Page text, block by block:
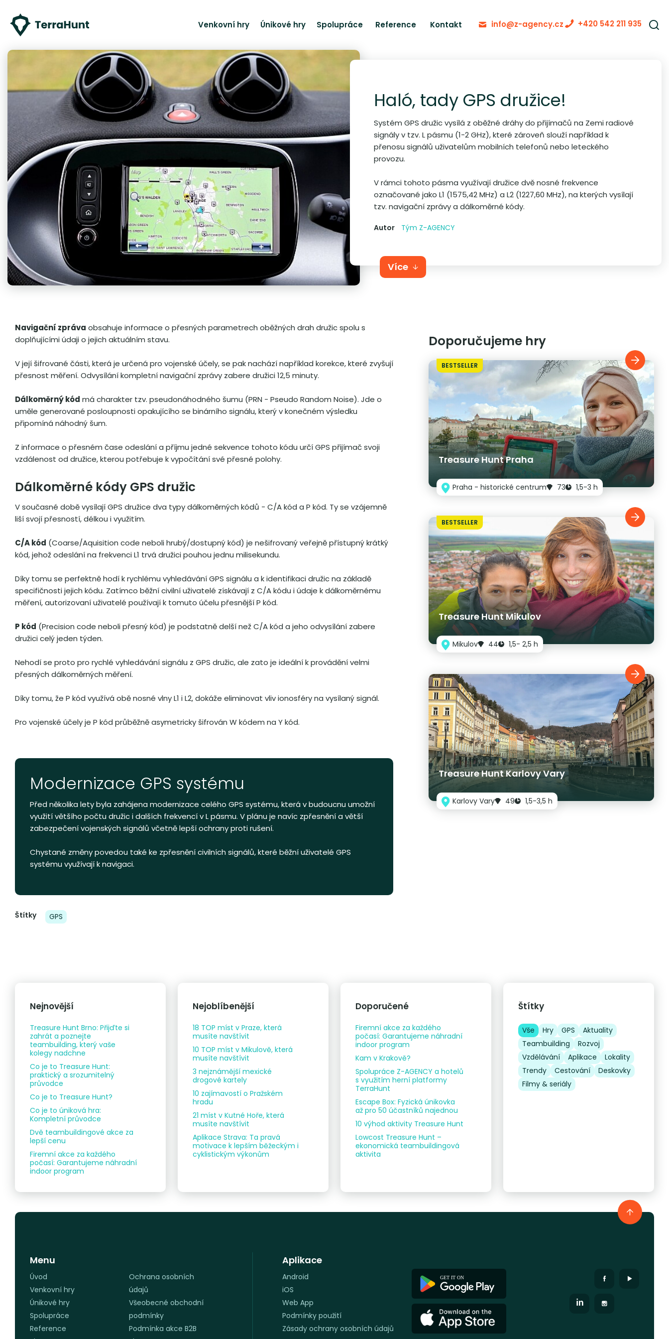
Venkovní hry Únikové hry Spolupráce Reference Kontakt info@z-agency.cz +420 542 211 935
Haló, tady GPS družice!
Systém GPS družic vysílá z oběžné dráhy do přijímačů na Zemi radiové
signály v tzv. L pásmu (1-2 GHz), které zároveň slouží například k
přenosu signálů uživatelům mobilních telefonů nebo leteckého
provozu.
V rámci tohoto pásma využívají družice dvě nosné frekvence
označované jako L1 (1575,42 MHz) a L2 (1227,60 MHz), na kterých vysílají
tzv. navigační zprávy a dálkoměrné kódy.
Autor Tým Z-AGENCY
Více
Navigační zpráva obsahuje informace o přesných parametrech oběžných drah družic spolu s
doplňujícími údaji o jejich aktuálním stavu.
V její šifrované části, která je určená pro vojenské účely, se pak nachází například korekce, které zvyšují
přesnost měření. Odvysílání kompletní navigační zprávy zabere družici 12,5 minuty.
Dálkoměrný kód má charakter tzv. pseudonáhodného šumu (PRN - Pseudo Random Noise). Jde o
uměle generované posloupnosti opakujícího se binárního signálu, který v konečném výsledku
připomíná náhodný šum.
Z informace o přesném čase odeslání a příjmu jedné sekvence tohoto kódu určí GPS přijímač svoji
vzdálenost od družice, kterou potřebuje k vypočítání své přesné polohy.
Dálkoměrné kódy GPS družic
V současné době vysílají GPS družice dva typy dálkoměrných kódů - C/A kód a P kód. Ty se vzájemně
liší svojí přesností, délkou i využitím.
C/A kód (Coarse/Aquisition code neboli hrubý/dostupný kód) je nešifrovaný veřejně přístupný krátký
kód, jehož odeslání na frekvenci L1 trvá družici pouhou jednu milisekundu.
Díky tomu se perfektně hodí k rychlému vyhledávání GPS signálu a k identifikaci družic na základě
specifičnosti jejich kódu. Zatímco běžní civilní uživatelé získávají z C/A kódu i údaje k dálkoměrnému
měření, autorizovaní uživatelé používají k tomuto účelu přesnější P kód.
P kód (Precision code neboli přesný kód) je podstatně delší než C/A kód a jeho odvysílání zabere
družici celý jeden týden.
Nehodí se proto pro rychlé vyhledávání signálu z GPS družic, ale zato je ideální k provádění velmi
přesných dálkoměrných měření.
Díky tomu, že P kód využívá obě nosné vlny L1 i L2, dokáže eliminovat vliv ionosféry na vysílaný signál.
Pro vojenské účely je P kód průběžně asymetricky šifrován W kódem na Y kód.
Modernizace GPS systému
Před několika lety byla zahájena modernizace celého GPS systému, která v budoucnu umožní
využití většího počtu družic i dalších frekvencí v L pásmu. V plánu je navíc zpřesnění a větší
zabezpečení vojenských signálů včetně lepší ochrany proti rušení.
Chystané změny povedou také ke zpřesnění civilních signálů, které běžní uživatelé GPS
systému využívají k navigaci.
Štítky GPS
Doporučujeme hry
BESTSELLER
Treasure Hunt Praha
Praha - historické centrum 73 1,5-3 h
BESTSELLER
Treasure Hunt Mikulov
Mikulov 44 1,5- 2,5 h
Treasure Hunt Karlovy Vary
Karlovy Vary 49 1,5-3,5 h
Nejnovější
Treasure Hunt Brno: Přijďte si
zahrát a poznejte
teambuilding, který vaše
kolegy nadchne
Co je to Treasure Hunt:
praktický a srozumitelný
průvodce
Co je to Treasure Hunt?
Co je to úniková hra:
Kompletní průvodce
Dvě teambuildingové akce za
lepší cenu
Firemní akce za každého
počasí: Garantujeme náhradní
indoor program
Nejoblíbenější
18 TOP míst v Praze, která
musíte navštívit
10 TOP míst v Mikulově, která
musíte navštívit
3 nejznámější mexické
drogové kartely
10 zajímavostí o Pražském
hradu
21 míst v Kutné Hoře, která
musíte navštívit
Aplikace Strava: Ta pravá
motivace k lepším běžeckým i
cyklistickým výkonům
Doporučené
Firemní akce za každého
počasí: Garantujeme náhradní
indoor program
Kam v Krakově?
Spolupráce Z-AGENCY a hotelů
s využitím herní platformy
TerraHunt
Escape Box: Fyzická únikovka
až pro 50 účastníků najednou
10 výhod aktivity Treasure Hunt
Lowcost Treasure Hunt –
ekonomická teambuildingová
aktivita
Štítky
Vše Hry GPS
Aktuality
Teambuilding
Rozvoj
Vzdělávání
Aplikace
Lokality
Trendy
Cestování
Deskovky
Filmy & seriály
Menu
Úvod
Venkovní hry
Únikové hry
Spolupráce
Reference
Ochrana osobních
údajů
Všeobecné obchodní
podmínky
Podmínka akce B2B
Aplikace
Android
iOS
Web App
Podmínky použití
Zásady ochrany osobních údajů